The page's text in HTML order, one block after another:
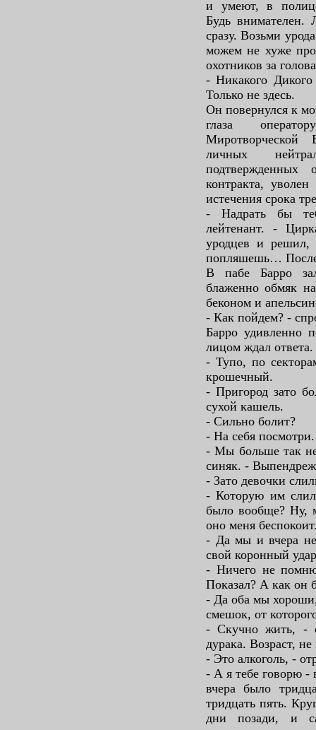
и умеют, в
Будь внимателен.
сразу. Возьми
можем не хуже
охотников за
- Никакого
Только не здесь.
Он повернулся к
глаза
Миротворческой
личных
подтвержденных
контракта,
истечения срока
- Надрать бы
лейтенант. -
уродцев и решил,
попляшешь…
В пабе Барро
блаженно обмяк
беконом и
- Как пойдем? -
Барро удивленно
лицом ждал ответа.
- Тупо, по
крошечный.
- Пригород зато
сухой кашель.
- Сильно болит?
- На себя посмотри.
- Мы больше так не
синяк. - Выпендреж
- Зато девочки
- Которую им
было вообще? Ну,
оно меня
- Да мы и вчера не
свой коронный
- Ничего не
Показал? А как он
- Да оба мы
смешок, от
- Скучно жить, -
дурака. Возраст, не
- Это алкоголь, -
- А я тебе говорю -
вчера было
тридцать пять.
дни позади, и